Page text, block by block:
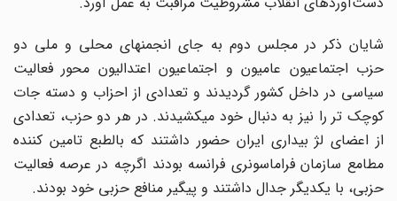
شایان ذکر در مجلس دوم به جای انجمن‎های محلی و ملی دو
حزب اجتماعیون عامیون و اجتماعیون اعتدالیون محور فعالیت
سیاسی در داخل کشور گردیدند و تعدادی از احزاب و دسته جات
کوچک تر را نیز به دنبال خود می‎کشیدند. در هر دو حزب، تعدادی
از اعضای لژ بیداری ایران حضور داشتند که بالطبع تامین کننده
مطامع سازمان فراماسونری فرانسه بودند اگرچه در عرصه فعالیت
حزبی، با یکدیگر جدال داشتند و پیگیر منافع حزبی خود بودند.